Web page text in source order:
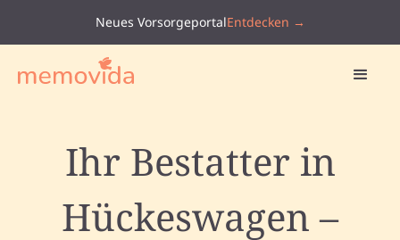
Neues VorsorgeportalEntdecken →
Ihr Bestatter in
Hückeswagen –